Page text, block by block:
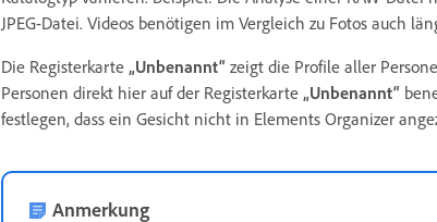
JPEG-Datei. Videos benötigen im Vergleich zu Fotos auch
Die Registerkarte „Unbenannt“ zeigt die Profile aller
Personen direkt hier auf der Registerkarte „Unbenannt“
festlegen, dass ein Gesicht nicht in Elements Organizer
Anmerkung